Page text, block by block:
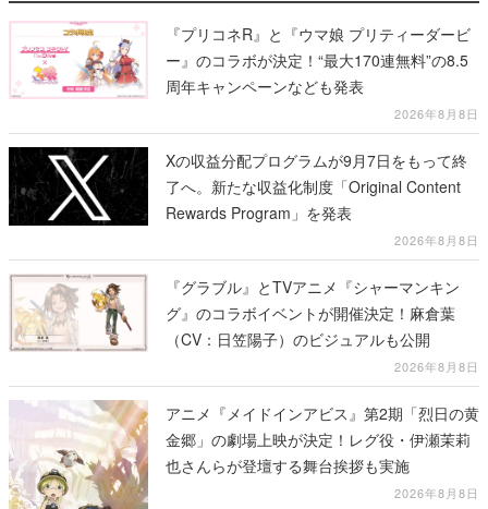
『プリコネR』と『ウマ娘 プリティーダービ
ー』のコラボが決定！“最大170連無料”の8.5
周年キャンペーンなども発表
2026年8月8日
Xの収益分配プログラムが9月7日をもって終
了へ。新たな収益化制度「Original Content
Rewards Program」を発表
2026年8月8日
『グラブル』とTVアニメ『シャーマンキン
グ』のコラボイベントが開催決定！麻倉葉
（CV：日笠陽子）のビジュアルも公開
2026年8月8日
アニメ『メイドインアビス』第2期「烈日の黄
金郷」の劇場上映が決定！レグ役・伊瀬茉莉
也さんらが登壇する舞台挨拶も実施
2026年8月8日